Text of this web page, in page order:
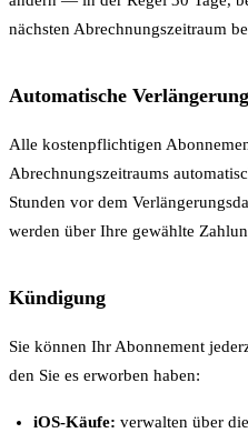
nächsten Abrechnungszeitraum
Automatische Verlängerung
Alle kostenpflichtigen
Abrechnungszeitraums
Stunden vor dem
werden über Ihre gewählte
Kündigung
Sie können Ihr Abonnement
den Sie es erworben haben:
iOS-Käufe: verwalten über